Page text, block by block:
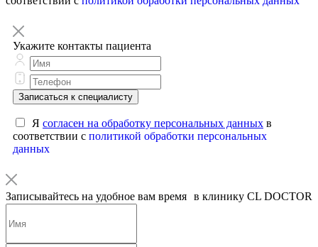
Укажите контакты пациента
Записаться к специалисту
Я согласен на обработку персональных данных в
соответствии с политикой обработки персональных
данных
Записывайтесь на удобное вам время в клинику CL DOCTOR